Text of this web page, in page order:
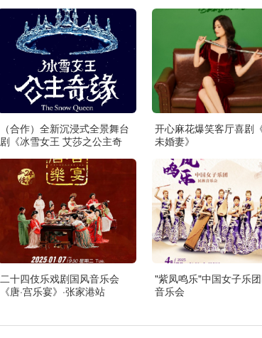
（合作）全新沉浸式全景舞台
剧《冰雪女王 艾莎之公主奇
开心麻花爆笑客厅喜剧
未婚妻》
二十四伎乐戏剧国风音乐会
《唐·宫乐宴》·张家港站
"紫凤鸣乐"中国女子乐
音乐会